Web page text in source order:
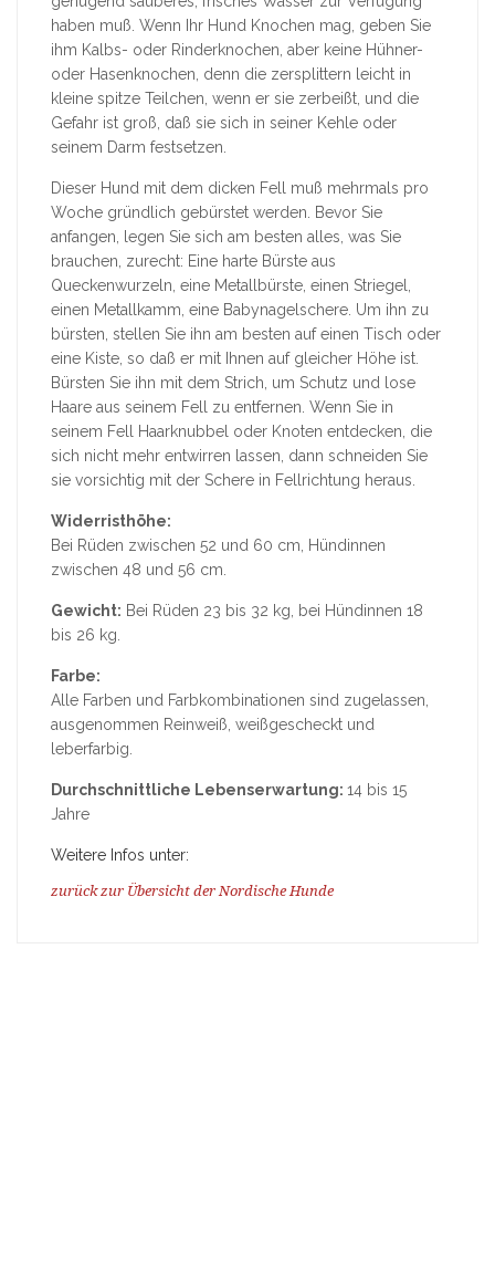
haben muß. Wenn Ihr Hund Knochen mag, geben Sie
ihm Kalbs- oder Rinderknochen, aber keine Hühner-
oder Hasenknochen, denn die zersplittern leicht in
kleine spitze Teilchen, wenn er sie zerbeißt, und die
Gefahr ist groß, daß sie sich in seiner Kehle oder
seinem Darm festsetzen.
Dieser Hund mit dem dicken Fell muß mehrmals pro
Woche gründlich gebürstet werden. Bevor Sie
anfangen, legen Sie sich am besten alles, was Sie
brauchen, zurecht: Eine harte Bürste aus
Queckenwurzeln, eine Metallbürste, einen Striegel,
einen Metallkamm, eine Babynagelschere. Um ihn zu
bürsten, stellen Sie ihn am besten auf einen Tisch oder
eine Kiste, so daß er mit Ihnen auf gleicher Höhe ist.
Bürsten Sie ihn mit dem Strich, um Schutz und lose
Haare aus seinem Fell zu entfernen. Wenn Sie in
seinem Fell Haarknubbel oder Knoten entdecken, die
sich nicht mehr entwirren lassen, dann schneiden Sie
sie vorsichtig mit der Schere in Fellrichtung heraus.
Widerristhöhe:
Bei Rüden zwischen 52 und 60 cm, Hündinnen
zwischen 48 und 56 cm.
Gewicht: Bei Rüden 23 bis 32 kg, bei Hündinnen 18
bis 26 kg.
Farbe:
Alle Farben und Farbkombinationen sind zugelassen,
ausgenommen Reinweiß, weißgescheckt und
leberfarbig.
Durchschnittliche Lebenserwartung: 14 bis 15
Jahre
Weitere Infos unter:
zurück zur Übersicht der Nordische Hunde